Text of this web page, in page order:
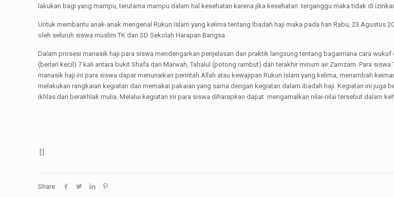
lakukan bagi yang mampu, terutama mampu dalam hal kesehatan karena jika kesehatan terganggu maka tidak di
Untuk membantu anak-anak mengenal Rukun Islam yang kelima tentang Ibadah haji maka pada hari Rabu, 23 Agustus
oleh seluruh siswa muslim TK dan SD Sekolah Harapan Bangsa.
Dalam prosesi manasik haji para siswa mendengarkan penjelasan dan praktik langsung tentang bagaimana cara
(berlari kecil) 7 kali antara bukit Shafa dan Marwah, Tahalul (potong rambut) dan terakhir minum air Zamzam. Para
manasik haji ini para siswa dapat menunaikan perintah Allah atau kewajipan Rukun Islam yang kelima, menambah
melakukan rangkaian kegiatan dan memakai pakaian yang sama dengan kegiatan dalam ibadah haji. Kegiatan ini juga
ikhlas dan berakhlak mulia. Melalui kegiatan ini para siswa diharapkan dapat mengamalkan nilai-nilai tersebut dalam
[:]
Share